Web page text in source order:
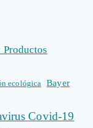
ecológica Bayer
Covid-19